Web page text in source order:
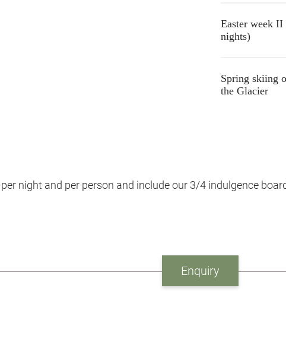
Easter week II
nights)
Spring skiing
the Glacier
night and per person and include our 3/4 indulgence
Enquiry